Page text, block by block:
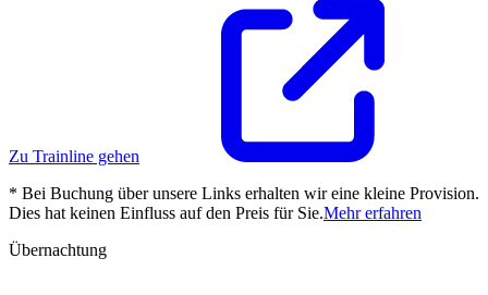
Zu Trainline gehen
* Bei Buchung über unsere Links erhalten wir eine kleine Provision.
Dies hat keinen Einfluss auf den Preis für Sie.Mehr erfahren
Übernachtung